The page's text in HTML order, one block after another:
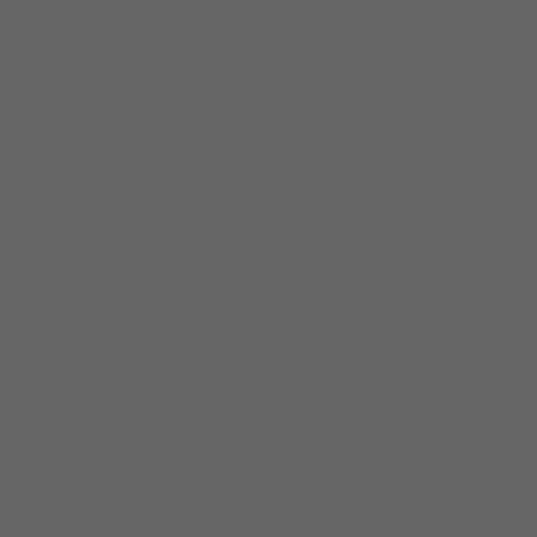
je na nasze zlecenie,
danych na podstawie
oparciu o stosowną podstawę
zbierane są przez naszych
ich przetwarzania. Możesz
praw wymienionych
podstawie prawnej.
do Twoich zainteresowań,